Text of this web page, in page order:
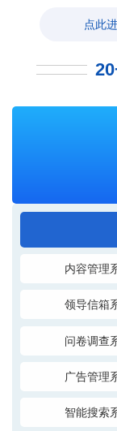
点此
内容管理
领导信箱
问卷调查
广告管理
智能搜索